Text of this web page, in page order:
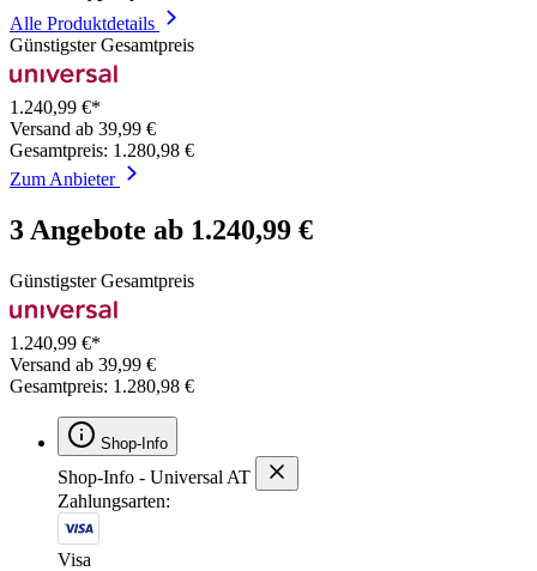
Alle Produktdetails
Günstigster Gesamtpreis
1.240,99 €*
Versand ab 39,99 €
Gesamtpreis: 1.280,98 €
Zum Anbieter
3 Angebote ab 1.240,99 €
Günstigster Gesamtpreis
1.240,99 €*
Versand ab 39,99 €
Gesamtpreis: 1.280,98 €
Shop-Info
Shop-Info - Universal AT
Zahlungsarten:
Visa